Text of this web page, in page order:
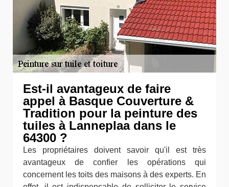
Est-il avantageux de faire
appel à Basque Couverture &
Tradition pour la peinture des
tuiles à Lanneplaa dans le
64300 ?
Les propriétaires doivent savoir qu'il est très
avantageux de confier les opérations qui
concernent les toits des maisons à des experts. En